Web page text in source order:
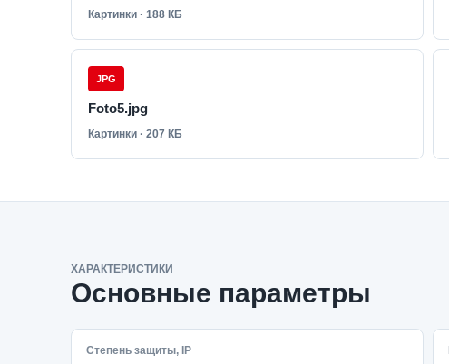
Картинки · 188 КБ
JPG
Foto5.jpg
Картинки · 207 КБ
ХАРАКТЕРИСТИКИ
Основные параметры
Степень защиты, IP